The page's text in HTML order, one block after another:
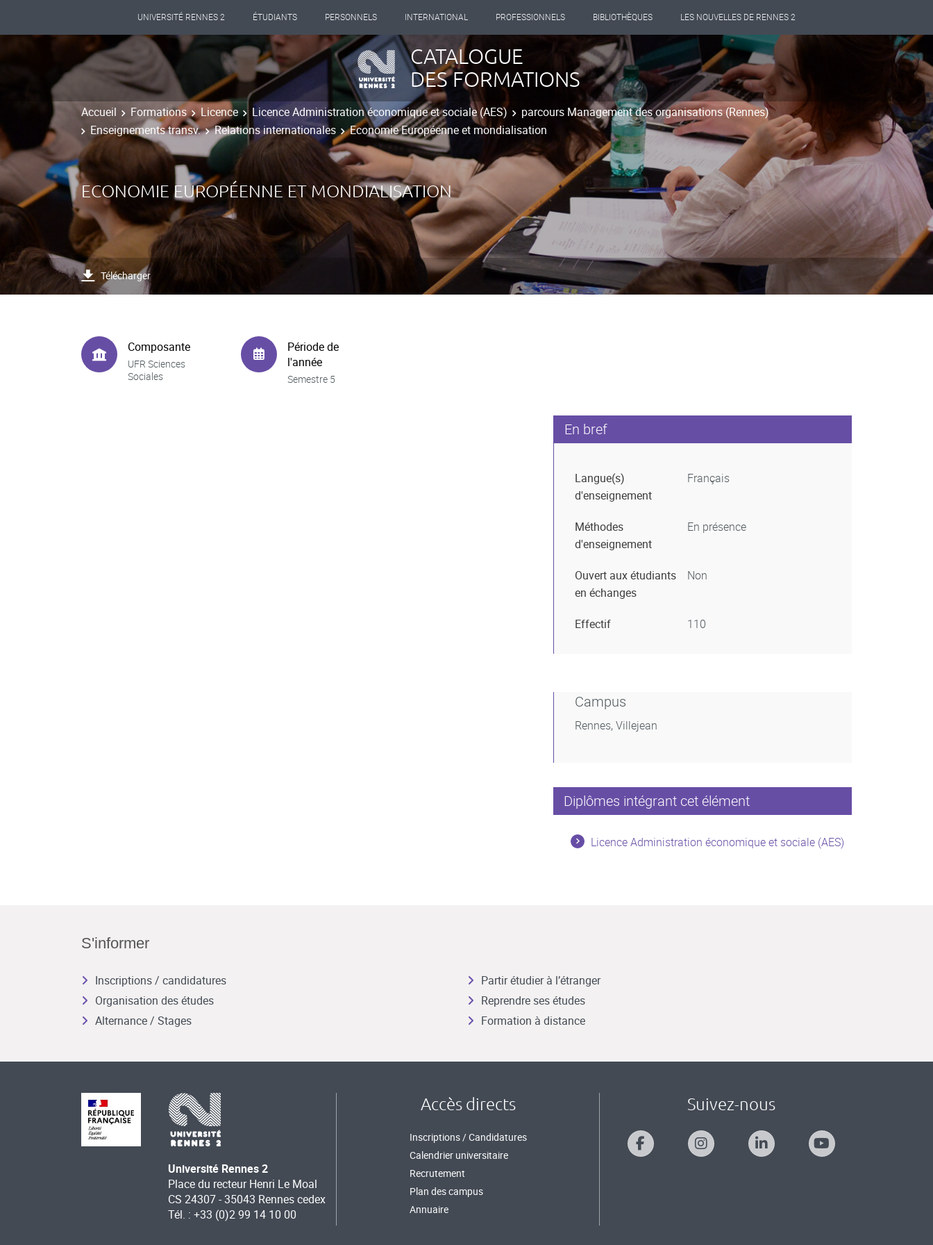
UNIVERSITÉ RENNES 2 ÉTUDIANTS PERSONNELS INTERNATIONAL PROFESSIONNELS BIBLIOTHÈQUES LES NOUVELLES DE RENNES 2
CATALOGUE
DES FORMATIONS
Accueil Formations Licence Licence Administration économique et sociale (AES)
parcours Management des organisations (Rennes)
Enseignements transv.
Relations internationales Economie Européenne et mondialisation
ECONOMIE EUROPÉENNE ET MONDIALISATION
Télécharger
Composante
UFR Sciences
Sociales
Période de
l'année
Semestre 5
En bref
Langue(s)
d'enseignement
Français
Méthodes
d'enseignement
En présence
Ouvert aux étudiants
en échanges
Non
Effectif 110
Campus
Rennes, Villejean
Diplômes intégrant cet élément
Licence Administration économique et sociale (AES)
S'informer
Inscriptions / candidatures
Organisation des études
Alternance / Stages
Partir étudier à l’étranger
Reprendre ses études
Formation à distance
Université Rennes 2
Place du recteur Henri Le Moal
CS 24307 - 35043 Rennes cedex
Tél. : +33 (0)2 99 14 10 00
Accès directs
Inscriptions / Candidatures
Calendrier universitaire
Recrutement
Plan des campus
Annuaire
Suivez-nous